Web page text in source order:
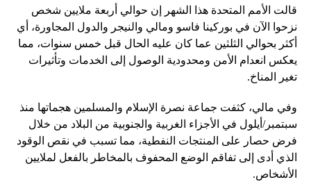
قالت الأمم المتحدة هذا الشهر إن حوالي أربعة ملايين شخص
نزحوا الآن في بوركينا فاسو ومالي والنيجر والدول المجاورة، أي
أكثر بحوالي الثلثين عما كان عليه الحال قبل خمس سنوات، مما
يعكس انعدام الأمن ومحدودية الوصول إلى الخدمات وتأثيرات
تغير المناخ.
وفي مالي، كثفت جماعة نصرة الإسلام والمسلمين هجماتها منذ
سبتمبر/أيلول في الأجزاء الغربية والجنوبية من البلاد من خلال
فرض حصار على المنتجات النفطية، مما تسبب في نقص الوقود
الذي أدى إلى تفاقم الوضع المحفوف بالمخاطر بالفعل لملايين
الأشخاص.